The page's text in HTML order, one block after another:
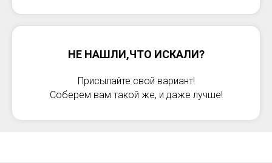
НЕ НАШЛИ,ЧТО ИСКАЛИ?
Присылайте свой вариант!
Соберем вам такой же, и даже лучше!